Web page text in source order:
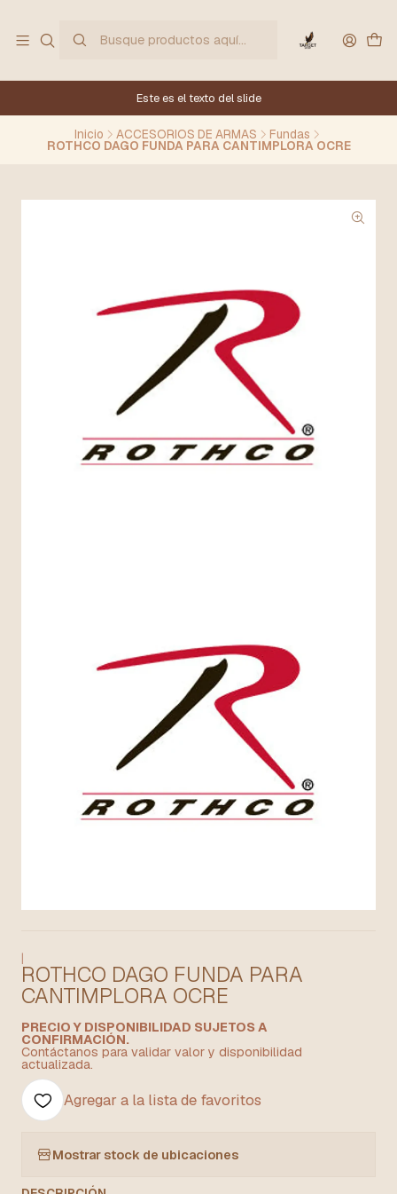
Este es el texto del slide
Inicio ACCESORIOS DE ARMAS Fundas
ROTHCO DAGO FUNDA PARA CANTIMPLORA OCRE
|
ROTHCO DAGO FUNDA PARA
CANTIMPLORA OCRE
PRECIO Y DISPONIBILIDAD SUJETOS A
CONFIRMACIÓN.
Contáctanos para validar valor y disponibilidad
actualizada.
Agregar a la lista de favoritos
Mostrar stock de ubicaciones